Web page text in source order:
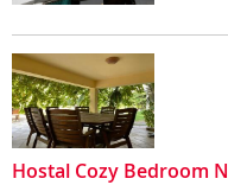
Hostal Cozy Bedroom